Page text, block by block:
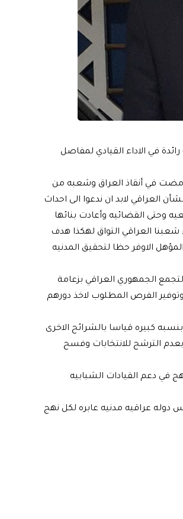
في الاداء القيادي لمفاصل
والكيانات المتصديه لادارة الدول العراقيه على مدى 15 عام مضت في أنقاذ العراق وشعبه من
العراقي لابد ان ندعوا الى احداث
وحتى القضائيه وأعادت بنائها
العراقي التواق لهكذا هدف
الاوفر حظا لتحقيق المدنيه
الجمهوري العراقي بزعامة
الفرص المطلوب لاخذ دورهم
كبيره قياسا بالشرائح الاخرى
الترشح للانتخابات وفسح
في دعم القيادات الشبابيه
دوله عراقيه مدنيه عابره لكل نهج